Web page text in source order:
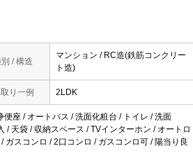
/ 構造
マンション / RC造(鉄筋コンクリー
ト造)
り一例 2LDK
座 / オートバス / 洗面化粧台 / トイレ / 洗面
/ 天袋 / 収納スペース / TVインターホン / オートロ
ガスコンロ / 2口コンロ / ガスコンロ可 / 陽当り良